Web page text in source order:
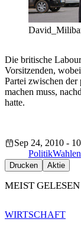
Die britische
Vorsitzenden,
Partei zwischen
machen muss,
hatte.
Sep 24, 2010 -
PolitikWahlen
Drucken Aktie
MEIST GELESEN
WIRTSCHAFT